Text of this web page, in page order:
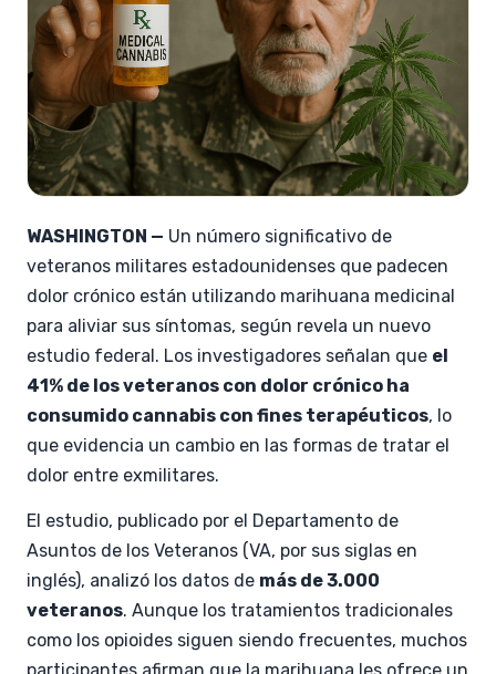
WASHINGTON — Un número significativo de
veteranos militares estadounidenses que padecen
dolor crónico están utilizando marihuana medicinal
para aliviar sus síntomas, según revela un nuevo
estudio federal. Los investigadores señalan que el
41% de los veteranos con dolor crónico ha
consumido cannabis con fines terapéuticos, lo
que evidencia un cambio en las formas de tratar el
dolor entre exmilitares.
El estudio, publicado por el Departamento de
Asuntos de los Veteranos (VA, por sus siglas en
inglés), analizó los datos de más de 3.000
veteranos. Aunque los tratamientos tradicionales
como los opioides siguen siendo frecuentes, muchos